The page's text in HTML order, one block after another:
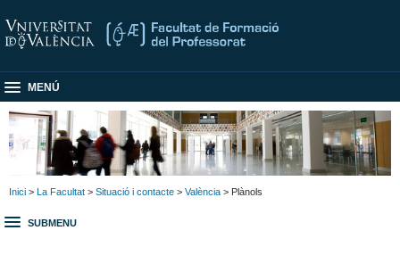
MENÚ
Inici > La Facultat > Situació i contacte > València > Plànols
SUBMENU